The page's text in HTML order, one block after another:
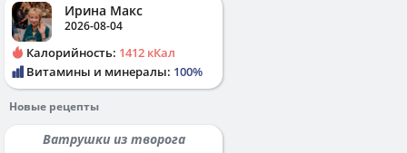
Ирина Макс
2026-08-04
Калорийность: 1412 кКал
Витамины и минералы: 100%
Новые рецепты
Ватрушки из творога